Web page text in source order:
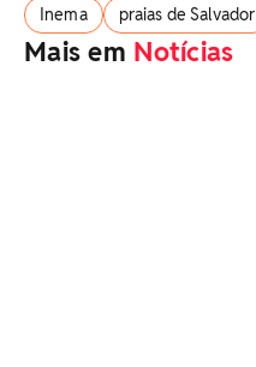
Inema praias de Salvador
Mais em Notícias